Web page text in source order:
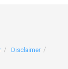
Disclaimer